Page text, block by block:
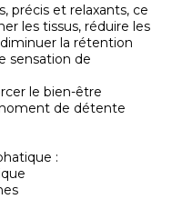
précis et relaxants, ce
les tissus, réduire les
la rétention
sensation de
le bien-être
de détente
: